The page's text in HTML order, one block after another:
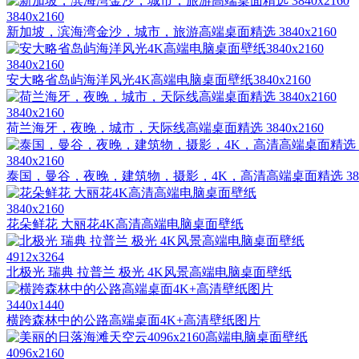
3840x2160
新加坡，滨海湾金沙，城市，旅游高端桌面精选 3840x2160
3840x2160
安大略省岛屿海洋风光4K高端电脑桌面壁纸3840x2160
3840x2160
荷兰海牙，夜晚，城市，天际线高端桌面精选 3840x2160
3840x2160
泰国，曼谷，夜晚，建筑物，摄影，4K，高清高端桌面精选
3840x2160
花朵鲜花 大丽花4K高清高端电脑桌面壁纸
4912x3264
北极光 瑞典 拉普兰 极光 4K风景高端电脑桌面壁纸
3440x1440
横跨森林中的公路高端桌面4K+高清壁纸图片
4096x2160